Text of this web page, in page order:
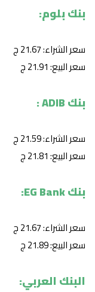
بنك بلوم:
سعر الشراء: 21.67 ج
سعر البيع: 21.91 ج
بنك ADIB :
سعر الشراء: 21.59 ج
سعر البيع: 21.81 ج
بنك EG Bank:
سعر الشراء: 21.67 ج
سعر البيع: 21.89 ج
البنك العربي: